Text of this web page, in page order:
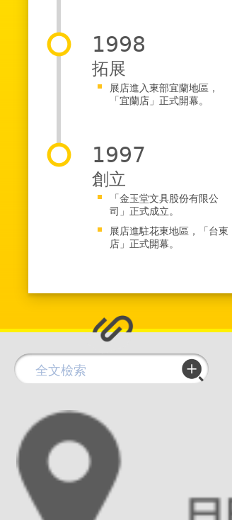
1998
拓展
展店進入東部宜蘭地區，
「宜蘭店」正式開幕。
1997
創立
「金玉堂文具股份有限公
司」正式成立。
展店進駐花東地區，「台東
店」正式開幕。